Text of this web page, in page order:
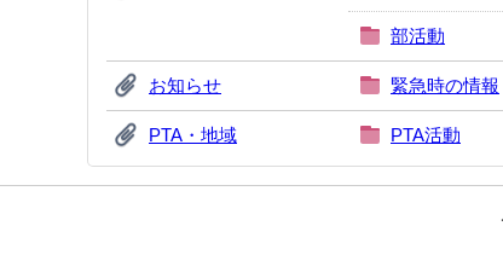
部活動
お知らせ 緊急時の情報
PTA・地域 PTA活動